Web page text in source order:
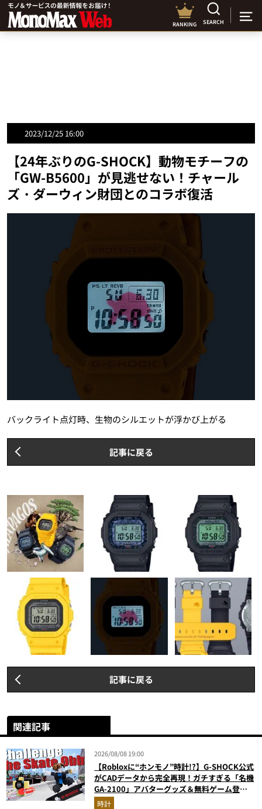
RANKING SEARCH
2023/12/25 16:00
【24年ぶりのG-SHOCK】動物モチーフの
「GW-B5600」が見逃せない！チャール
ズ・ダーウィン財団とのコラボ復活
バックライト点灯時、生物のシルエットが浮かび上がる
記事に戻る
記事に戻る
関連記事
2026/08/08 19:00
【Robloxに“ホンモノ”時計!?】G-SHOCK公式
がCADデータから完全再現！ガチすぎる「名機
GA-2100」アバターグッズ＆無料ゲーム登場
が見逃せない
時計